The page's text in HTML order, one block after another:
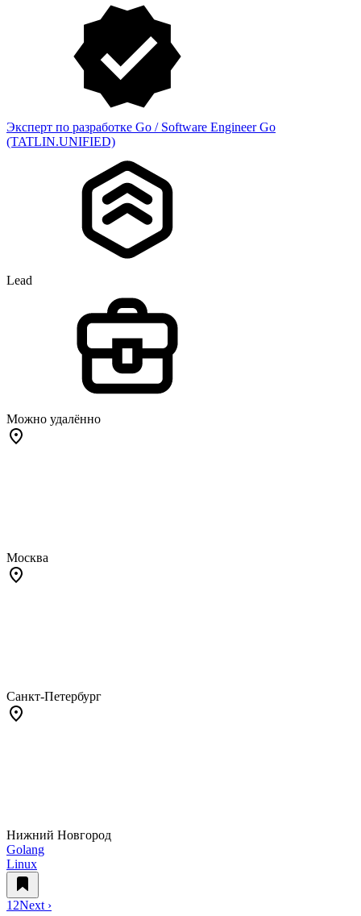
Эксперт по разработке Go / Software Engineer Go
(TATLIN.UNIFIED)
Lead
Можно удалённо
Москва
Санкт-Петербург
Нижний Новгород
Golang
Linux
1 2Next ›